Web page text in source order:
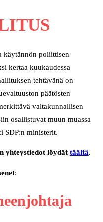
käytännön poliittisen
kertaa kuukaudessa
tehtävänä on
päätösten
valtakunnallisen
osallistuvat muun muassa
SDP:n ministerit.
yhteystiedot löydät täältä.
: